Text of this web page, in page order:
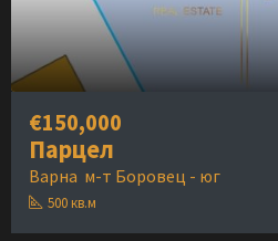
€150,000
Парцел
Варна м-т Боровец - юг
500 кв.м